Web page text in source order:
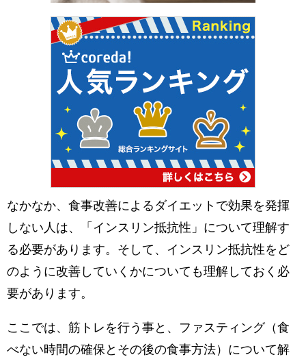
なかなか、食事改善によるダイエットで効果を発揮
しない人は、「インスリン抵抗性」について理解す
る必要があります。そして、インスリン抵抗性をど
のように改善していくかについても理解しておく必
要があります。
ここでは、筋トレを行う事と、ファスティング（食
べない時間の確保とその後の食事方法）について解